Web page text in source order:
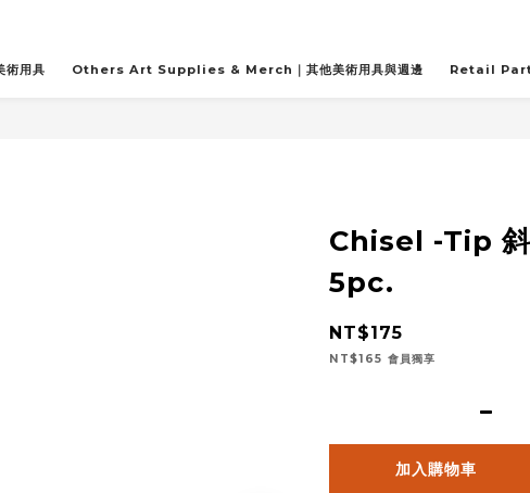
用具 Others Art Supplies & Merch｜其他美術用具與週邊 Retail
Chisel -Tip
5pc.
NT$175
NT$165 會員獨享
加入購物車